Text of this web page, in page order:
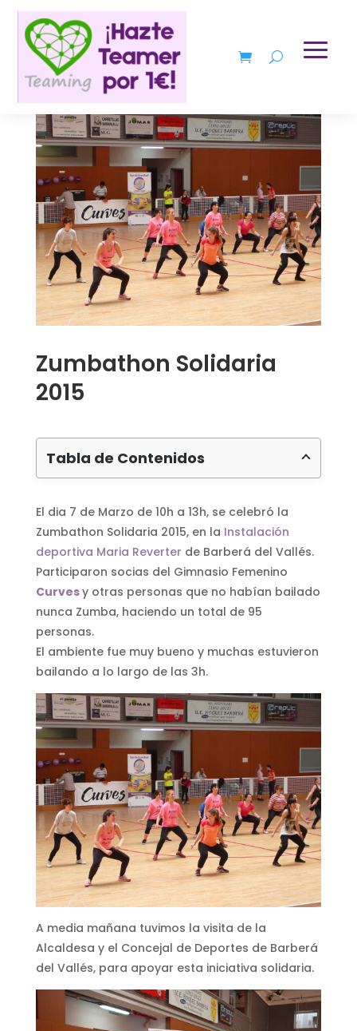
Zumbathon Solidaria
2015
Tabla de Contenidos
El dia 7 de Marzo de 10h a 13h, se celebró la
Zumbathon Solidaria 2015, en la Instalación
deportiva Maria Reverter de Barberá del Vallés.
Participaron socias del Gimnasio Femenino
Curvesy otras personas que no habían bailado
nunca Zumba, haciendo un total de 95
personas.
El ambiente fue muy bueno y muchas estuvieron
bailando a lo largo de las 3h.
A media mañana tuvimos la visita de la
Alcaldesa y el Concejal de Deportes de Barberá
del Vallés, para apoyar esta iniciativa solidaria.